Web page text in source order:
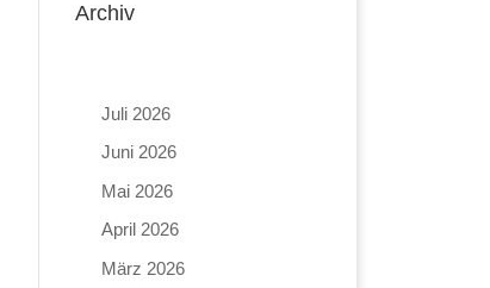
Archiv
Juli 2026
Juni 2026
Mai 2026
April 2026
März 2026